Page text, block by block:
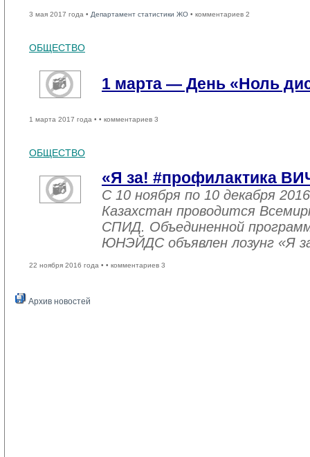
3 мая 2017 года • Департамент статистики ЖО • комментариев 2
ОБЩЕСТВО
1 марта — День «Ноль
1 марта 2017 года • • комментариев 3
ОБЩЕСТВО
«Я за! #профилактика
С 10 ноября по 10 декабря
Казахстан проводится
СПИД. Объединенной
ЮНЭЙДС объявлен лозунг «Я
22 ноября 2016 года • • комментариев 3
Архив новостей